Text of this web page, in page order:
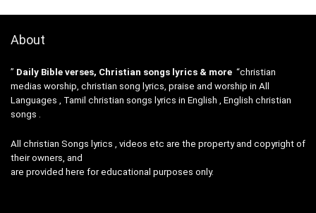
About
” Daily Bible verses, Christian songs lyrics & more “christian
medias worship, christian song lyrics, praise and worship in All
Languages , Tamil christian songs lyrics in English , English christian
songs .
All christian Songs lyrics , videos etc are the property and copyright of
their owners, and
are provided here for educational purposes only.